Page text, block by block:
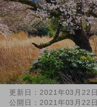
更新日： 2021年03月22日
公開日： 2021年03月22日